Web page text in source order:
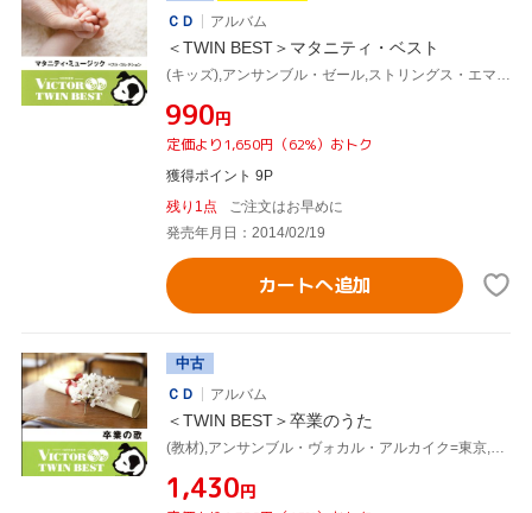
ＣＤ
アルバム
＜TWIN BEST＞マタニティ・ベスト
¥990円
定価より1,650円（62%）おトク
獲得ポイント 9P
残り1点
ご注文はお早めに
発売年月日：2014/02/19
カートへ追加
中古
ＣＤ
アルバム
＜TWIN BEST＞卒業のうた
¥1,430円